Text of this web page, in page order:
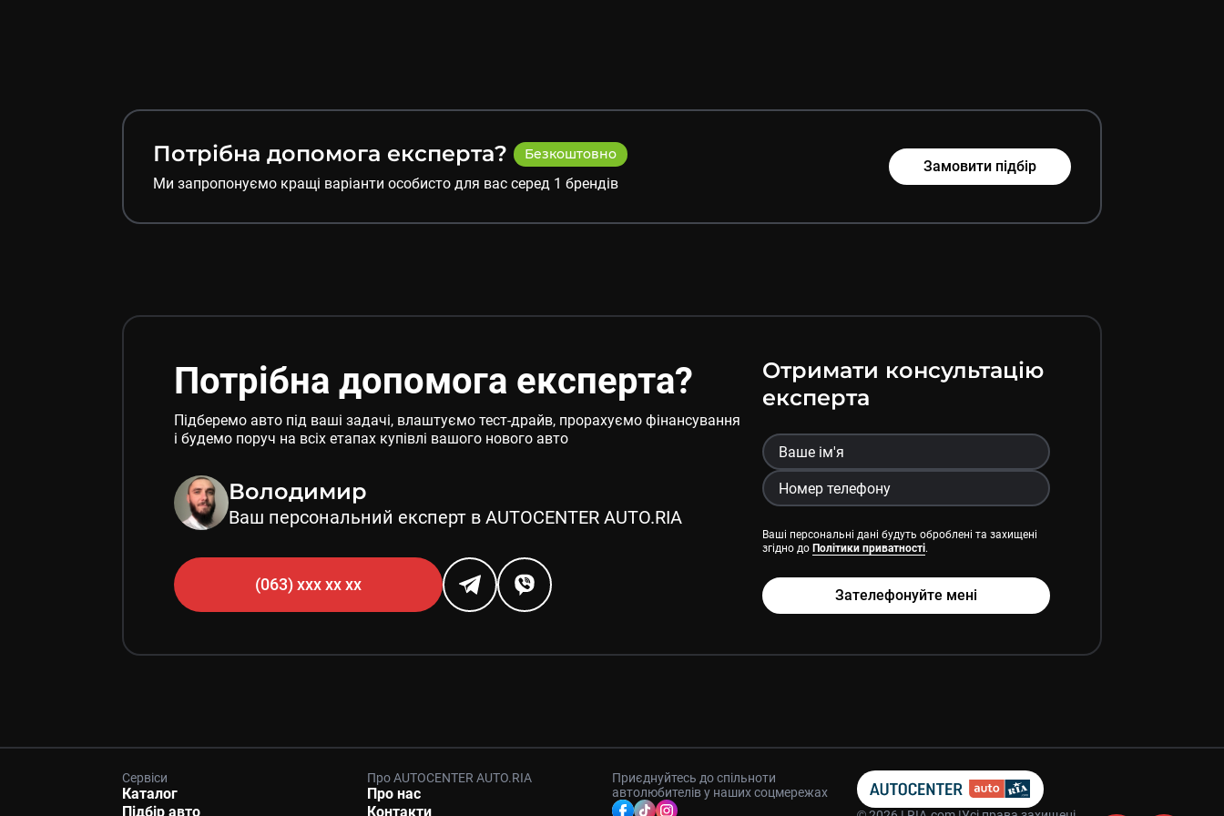
Потрібна допомога експерта? Безкоштовно
Ми запропонуємо кращі варіанти особисто для вас серед 1 брендів
Замовити підбір
Потрібна допомога експерта?
Підберемо авто під ваші задачі, влаштуємо тест-драйв, прорахуємо фінансування
і будемо поруч на всіх етапах купівлі вашого нового авто
Володимир
Ваш персональний експерт в AUTOCENTER AUTO.RIA
(063) xxx xx xx
Отримати консультацію
експерта
Ваші персональні дані будуть оброблені та захищені
згідно до Політики приватності.
Зателефонуйте мені
Сервіси
Каталог
Підбір авто
Про AUTOCENTER AUTO.RIA
Про нас
Контакти
Приєднуйтесь до спільноти
автолюбителів у наших соцмережах